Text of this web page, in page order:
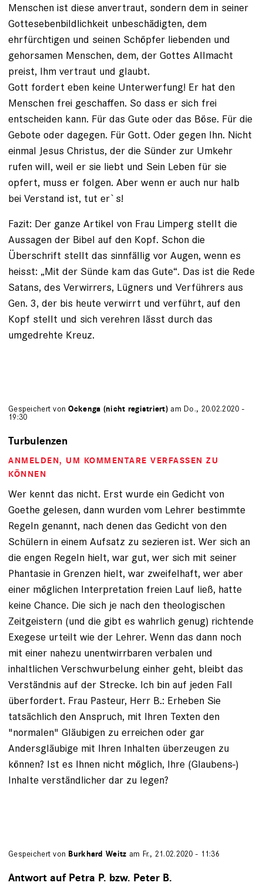
Menschen ist diese anvertraut, sondern dem in seiner
Gottesebenbildlichkeit unbeschädigten, dem
ehrfürchtigen und seinen Schöpfer liebenden und
gehorsamen Menschen, dem, der Gottes Allmacht
preist, Ihm vertraut und glaubt.
Gott fordert eben keine Unterwerfung! Er hat den
Menschen frei geschaffen. So dass er sich frei
entscheiden kann. Für das Gute oder das Böse. Für die
Gebote oder dagegen. Für Gott. Oder gegen Ihn. Nicht
einmal Jesus Christus, der die Sünder zur Umkehr
rufen will, weil er sie liebt und Sein Leben für sie
opfert, muss er folgen. Aber wenn er auch nur halb
bei Verstand ist, tut er`s!
Fazit: Der ganze Artikel von Frau Limperg stellt die
Aussagen der Bibel auf den Kopf. Schon die
Überschrift stellt das sinnfällig vor Augen, wenn es
heisst: „Mit der Sünde kam das Gute“. Das ist die Rede
Satans, des Verwirrers, Lügners und Verführers aus
Gen. 3, der bis heute verwirrt und verführt, auf den
Kopf stellt und sich verehren lässt durch das
umgedrehte Kreuz.
Gespeichert vonOckenga (nicht registriert) am Do., 20.02.2020 -
19:30
Turbulenzen
ANMELDEN, UM KOMMENTARE VERFASSEN ZU
KÖNNEN
Wer kennt das nicht. Erst wurde ein Gedicht von
Goethe gelesen, dann wurden vom Lehrer bestimmte
Regeln genannt, nach denen das Gedicht von den
Schülern in einem Aufsatz zu sezieren ist. Wer sich an
die engen Regeln hielt, war gut, wer sich mit seiner
Phantasie in Grenzen hielt, war zweifelhaft, wer aber
einer möglichen Interpretation freien Lauf ließ, hatte
keine Chance. Die sich je nach den theologischen
Zeitgeistern (und die gibt es wahrlich genug) richtende
Exegese urteilt wie der Lehrer. Wenn das dann noch
mit einer nahezu unentwirrbaren verbalen und
inhaltlichen Verschwurbelung einher geht, bleibt das
Verständnis auf der Strecke. Ich bin auf jeden Fall
überfordert. Frau Pasteur, Herr B.: Erheben Sie
tatsächlich den Anspruch, mit Ihren Texten den
"normalen" Gläubigen zu erreichen oder gar
Andersgläubige mit Ihren Inhalten überzeugen zu
können? Ist es Ihnen nicht möglich, Ihre (Glaubens-)
Inhalte verständlicher dar zu legen?
Gespeichert von Burkhard Weitz am Fr., 21.02.2020 - 11:36
Antwort auf Petra P. bzw. Peter B.